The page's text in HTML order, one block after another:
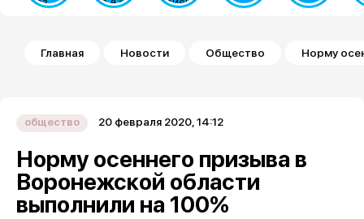
Строка навигации
Главная Новости Общество Норму
общество 20 февраля 2020, 14:12
Норму осеннего призыва в
Воронежской области
выполнили на 100%